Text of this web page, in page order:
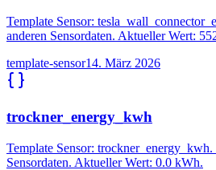
Template Sensor:
anderen Sensordaten. Aktueller Wert:
template-sensor14. März 2026
trockner_energy_kwh
Template Sensor: trockner_energy_kwh.
Sensordaten. Aktueller Wert: 0.0 kWh.